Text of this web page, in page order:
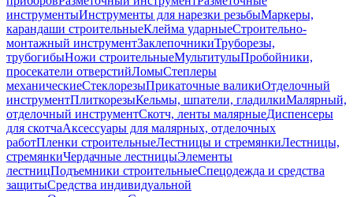
инструментыИнструменты для нарезки резьбыМаркеры,
карандаши строительныеКлейма ударныеСтроительно-
монтажный инструментЗаклепочникиТруборезы,
трубогибыНожи строительныеМультитулыПробойники,
просекатели отверстийЛомыСтеплеры
механическиеСтеклорезыПрикаточные валикиОтделочный
инструментПлиткорезыКельмы, шпатели, гладилкиМалярный,
отделочный инструментСкотч, ленты малярныеДиспенсеры
для скотчаАксессуары для малярных, отделочных
работПленки строительныеЛестницы и стремянкиЛестницы,
стремянкиЧердачные лестницыЭлементы
лестницПодъемники строительныеСпецодежда и средства
защитыСредства индивидуальной